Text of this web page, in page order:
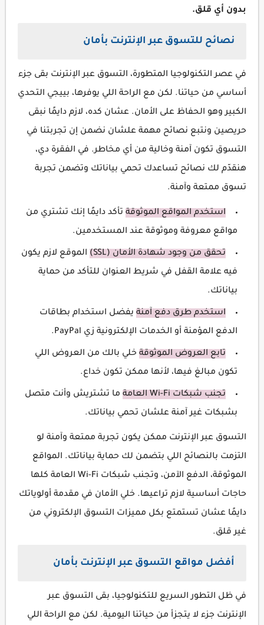
بدون أي قلق.
نصائح للتسوق عبر الإنترنت بأمان
في عصر التكنولوجيا المتطورة، التسوق عبر الإنترنت بقى جزء
أساسي من حياتنا. لكن مع الراحة اللي يوفرها، بييجي التحدي
الكبير وهو الحفاظ على الأمان. عشان كده، لازم دايمًا نبقى
حريصين ونتبع نصائح مهمة علشان نضمن إن تجربتنا في
التسوق تكون آمنة وخالية من أي مخاطر. في الفقرة دي،
هنقدّم لك نصائح تساعدك تحمي بياناتك وتضمن تجربة
تسوق ممتعة وآمنة.
استخدم المواقع الموثوقةتأكد دايمًا إنك تشتري من
مواقع معروفة وموثوقة عند المستخدمين.
تحقق من وجود شهادة الأمان (SSL)
الموقع لازم يكون
فيه علامة القفل في شريط العنوان للتأكد من حماية
بياناتك.
استخدم طرق دفع آمنةيفضل استخدام بطاقات
الدفع المؤمنة أو الخدمات الإلكترونية زي PayPal.
تابع العروض الموثوقةخلي بالك من العروض اللي
تكون مبالغ فيها، لأنها ممكن تكون خداع.
تجنب شبكات Wi-Fi العامة
ما تشتريش وأنت متصل
بشبكات غير آمنة علشان تحمي بياناتك.
التسوق عبر الإنترنت ممكن يكون تجربة ممتعة وآمنة لو
التزمت بالنصائح اللي بتضمن لك حماية بياناتك. المواقع
الموثوقة، الدفع الآمن، وتجنب شبكات Wi-Fi العامة كلها
حاجات أساسية لازم تراعيها. خلي الأمان في مقدمة أولوياتك
دايمًا عشان تستمتع بكل مميزات التسوق الإلكتروني من
غير قلق.
أفضل مواقع التسوق عبر الإنترنت بأمان
في ظل التطور السريع للتكنولوجيا، بقى التسوق عبر
الإنترنت جزء لا يتجزأ من حياتنا اليومية. لكن مع الراحة اللي